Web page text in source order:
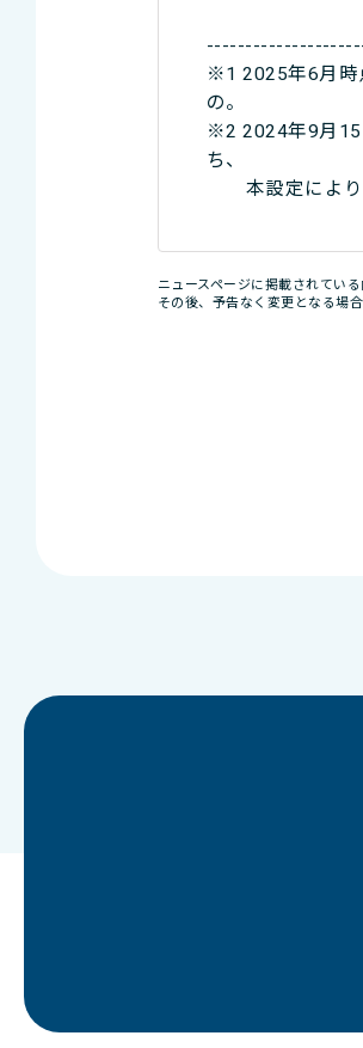
※1 2025年6月時
の。
※2 2024年9月15
ち、
本設定により
ニュースページに掲載されてい
その後、予告なく変更となる場